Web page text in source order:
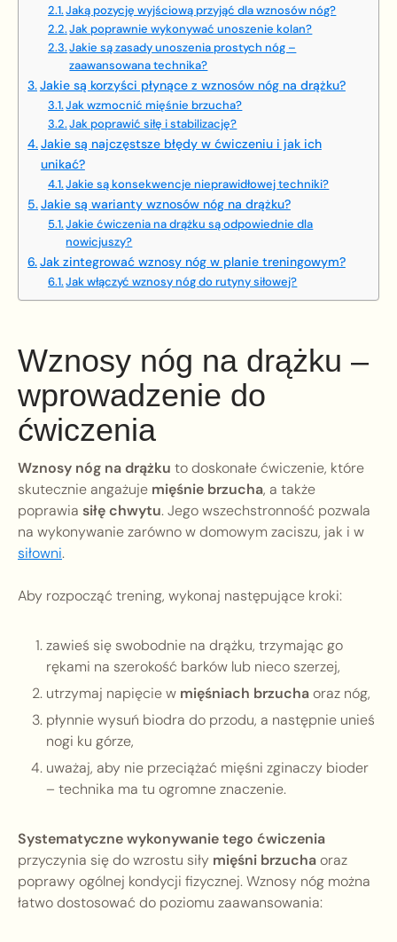
Jaką pozycję wyjściową przyjąć dla wznosów nóg?
Jak poprawnie wykonywać unoszenie kolan?
Jakie są zasady unoszenia prostych nóg –
zaawansowana technika?
Jakie są korzyści płynące z wznosów nóg na drążku?
Jak wzmocnić mięśnie brzucha?
Jak poprawić siłę i stabilizację?
Jakie są najczęstsze błędy w ćwiczeniu i jak ich
unikać?
Jakie są konsekwencje nieprawidłowej techniki?
Jakie są warianty wznosów nóg na drążku?
Jakie ćwiczenia na drążku są odpowiednie dla
nowicjuszy?
Jak zintegrować wznosy nóg w planie treningowym?
Jak włączyć wznosy nóg do rutyny siłowej?
Wznosy nóg na drążku –
wprowadzenie do
ćwiczenia
Wznosy nóg na drążku to doskonałe ćwiczenie, które
skutecznie angażuje mięśnie brzucha, a także
poprawia siłę chwytu. Jego wszechstronność pozwala
na wykonywanie zarówno w domowym zaciszu, jak i w
siłowni.
Aby rozpocząć trening, wykonaj następujące kroki:
zawieś się swobodnie na drążku, trzymając go
rękami na szerokość barków lub nieco szerzej,
utrzymaj napięcie w mięśniach brzuchaoraz nóg,
płynnie wysuń biodra do przodu, a następnie unieś
nogi ku górze,
uważaj, aby nie przeciążać mięśni zginaczy bioder
– technika ma tu ogromne znaczenie.
Systematyczne wykonywanie tego ćwiczenia
przyczynia się do wzrostu siły mięśni brzuchaoraz
poprawy ogólnej kondycji fizycznej. Wznosy nóg można
łatwo dostosować do poziomu zaawansowania: